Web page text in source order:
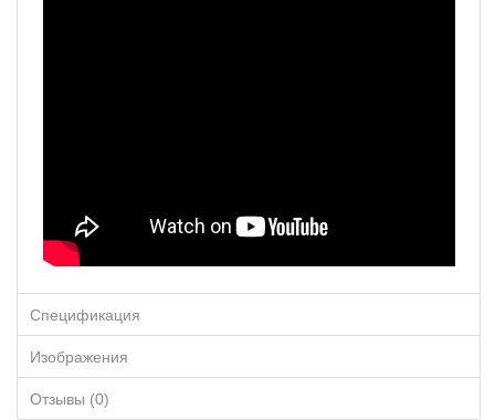
Спецификация
Изображения
Отзывы (0)